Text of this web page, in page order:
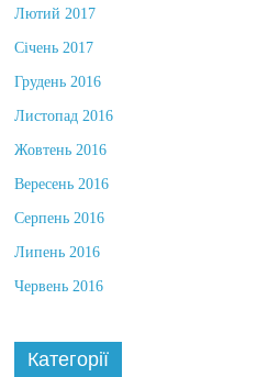
Лютий 2017
Січень 2017
Грудень 2016
Листопад 2016
Жовтень 2016
Вересень 2016
Серпень 2016
Липень 2016
Червень 2016
Категорії